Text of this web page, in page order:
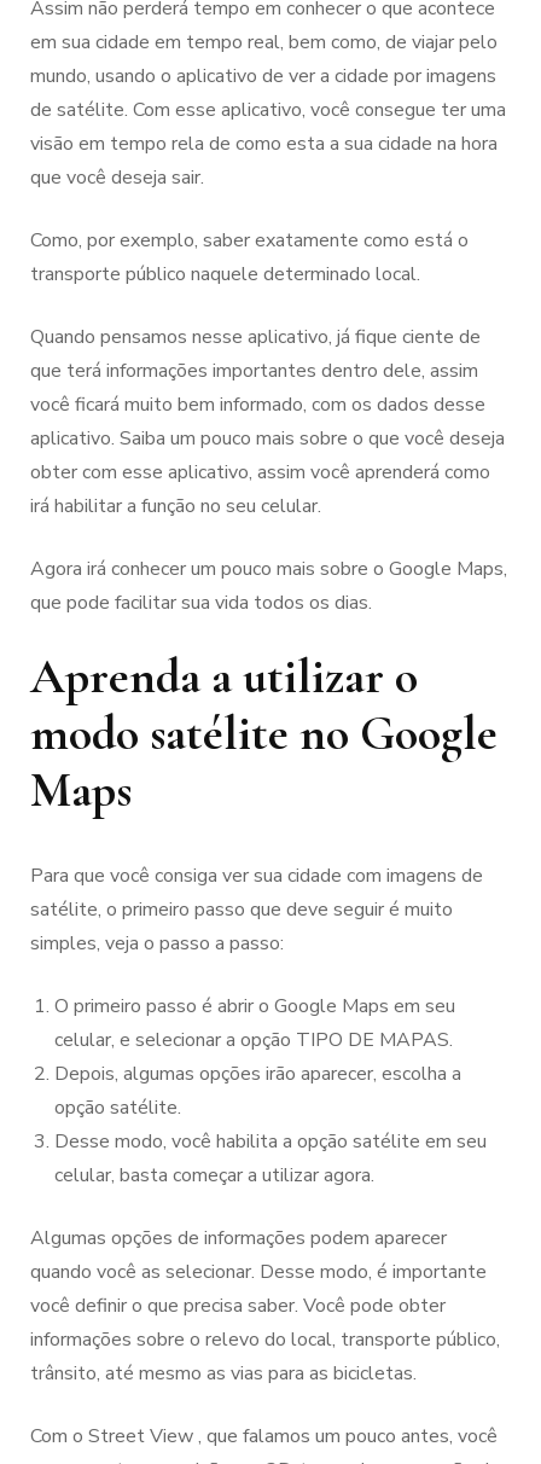
Assim não perderá tempo em conhecer o que acontece
em sua cidade em tempo real, bem como, de viajar pelo
mundo, usando o aplicativo de ver a cidade por imagens
de satélite. Com esse aplicativo, você consegue ter uma
visão em tempo rela de como esta a sua cidade na hora
que você deseja sair.
Como, por exemplo, saber exatamente como está o
transporte público naquele determinado local.
Quando pensamos nesse aplicativo, já fique ciente de
que terá informações importantes dentro dele, assim
você ficará muito bem informado, com os dados desse
aplicativo. Saiba um pouco mais sobre o que você deseja
obter com esse aplicativo, assim você aprenderá como
irá habilitar a função no seu celular.
Agora irá conhecer um pouco mais sobre o Google Maps,
que pode facilitar sua vida todos os dias.
Aprenda a utilizar o
modo satélite no Google
Maps
Para que você consiga ver sua cidade com imagens de
satélite, o primeiro passo que deve seguir é muito
simples, veja o passo a passo:
O primeiro passo é abrir o Google Maps em seu
celular, e selecionar a opção TIPO DE MAPAS.
Depois, algumas opções irão aparecer, escolha a
opção satélite.
Desse modo, você habilita a opção satélite em seu
celular, basta começar a utilizar agora.
Algumas opções de informações podem aparecer
quando você as selecionar. Desse modo, é importante
você definir o que precisa saber. Você pode obter
informações sobre o relevo do local, transporte público,
trânsito, até mesmo as vias para as bicicletas.
Com o Street View , que falamos um pouco antes, você